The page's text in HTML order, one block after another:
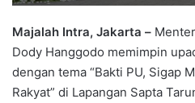
Majalah Intra, Jakarta –
Dody Hanggodo memimpin
dengan tema “Bakti PU, Sigap
Rakyat” di Lapangan Sapta